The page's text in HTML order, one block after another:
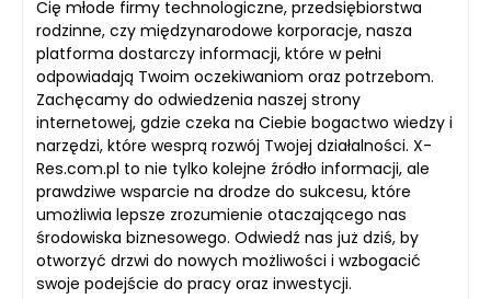
Cię młode firmy technologiczne, przedsiębiorstwa
rodzinne, czy międzynarodowe korporacje, nasza
platforma dostarczy informacji, które w pełni
odpowiadają Twoim oczekiwaniom oraz potrzebom.
Zachęcamy do odwiedzenia naszej strony
internetowej, gdzie czeka na Ciebie bogactwo wiedzy i
narzędzi, które wesprą rozwój Twojej działalności. X-
Res.com.pl to nie tylko kolejne źródło informacji, ale
prawdziwe wsparcie na drodze do sukcesu, które
umożliwia lepsze zrozumienie otaczającego nas
środowiska biznesowego. Odwiedź nas już dziś, by
otworzyć drzwi do nowych możliwości i wzbogacić
swoje podejście do pracy oraz inwestycji.